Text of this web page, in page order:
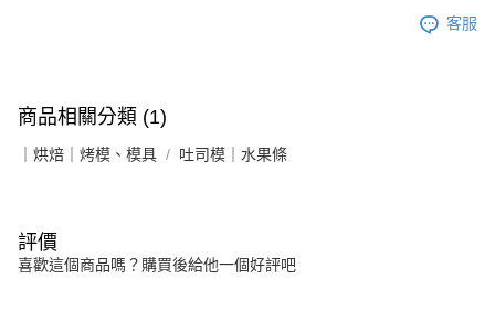
客服
商品相關分類 (1)
｜烘焙｜烤模、模具 吐司模｜水果條
評價
喜歡這個商品嗎？購買後給他一個好評吧